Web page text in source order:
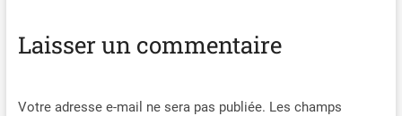
Laisser un commentaire
Votre adresse e-mail ne sera pas publiée. Les champs